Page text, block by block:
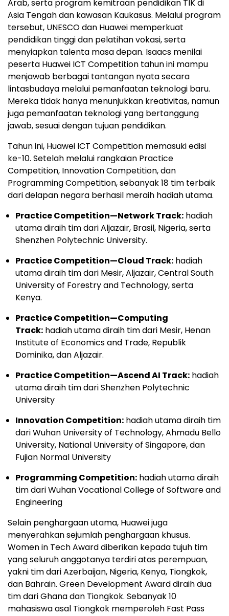
Arab, serta program kemitraan pendidikan TIK di
Asia Tengah dan kawasan Kaukasus. Melalui program
tersebut, UNESCO dan Huawei memperkuat
pendidikan tinggi dan pelatihan vokasi, serta
menyiapkan talenta masa depan. Isaacs menilai
peserta Huawei ICT Competition tahun ini mampu
menjawab berbagai tantangan nyata secara
lintasbudaya melalui pemanfaatan teknologi baru.
Mereka tidak hanya menunjukkan kreativitas, namun
juga pemanfaatan teknologi yang bertanggung
jawab, sesuai dengan tujuan pendidikan.
Tahun ini, Huawei ICT Competition memasuki edisi
ke-10. Setelah melalui rangkaian Practice
Competition, Innovation Competition, dan
Programming Competition, sebanyak 18 tim terbaik
dari delapan negara berhasil meraih hadiah utama.
Practice Competition—Network Track: hadiah
utama diraih tim dari Aljazair, Brasil, Nigeria, serta
Shenzhen Polytechnic University.
Practice Competition—Cloud Track: hadiah
utama diraih tim dari Mesir, Aljazair, Central South
University of Forestry and Technology, serta
Kenya.
Practice Competition—Computing
Track: hadiah utama diraih tim dari Mesir, Henan
Institute of Economics and Trade, Republik
Dominika, dan Aljazair.
Practice Competition—Ascend AI Track: hadiah
utama diraih tim dari Shenzhen Polytechnic
University
Innovation Competition: hadiah utama diraih tim
dari Wuhan University of Technology, Ahmadu Bello
University, National University of Singapore, dan
Fujian Normal University
Programming Competition: hadiah utama diraih
tim dari Wuhan Vocational College of Software and
Engineering
Selain penghargaan utama, Huawei juga
menyerahkan sejumlah penghargaan khusus.
Women in Tech Award diberikan kepada tujuh tim
yang seluruh anggotanya terdiri atas perempuan,
yakni tim dari Azerbaijan, Nigeria, Kenya, Tiongkok,
dan Bahrain. Green Development Award diraih dua
tim dari Ghana dan Tiongkok. Sebanyak 10
mahasiswa asal Tiongkok memperoleh Fast Pass